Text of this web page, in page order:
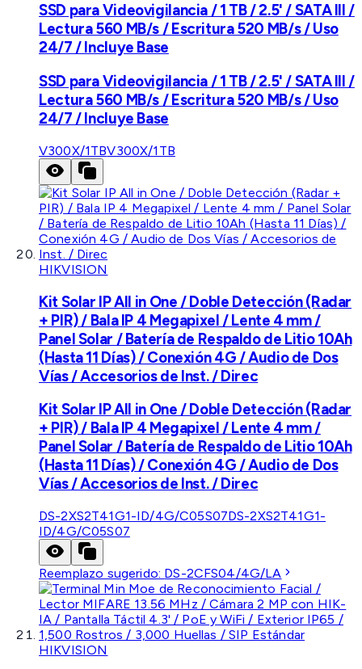
SSD para Videovigilancia / 1 TB / 2.5' / SATA III /
Lectura 560 MB/s / Escritura 520 MB/s / Uso
24/7 / Incluye Base
SSD para Videovigilancia / 1 TB / 2.5' / SATA III /
Lectura 560 MB/s / Escritura 520 MB/s / Uso
24/7 / Incluye Base
V300X/1TBV300X/1TB
HIKVISION
Kit Solar IP All in One / Doble Detección (Radar
+ PIR) / Bala IP 4 Megapixel / Lente 4 mm /
Panel Solar / Batería de Respaldo de Litio 10Ah
(Hasta 11 Días) / Conexión 4G / Audio de Dos
Vías / Accesorios de Inst. / Direc
Kit Solar IP All in One / Doble Detección (Radar
+ PIR) / Bala IP 4 Megapixel / Lente 4 mm /
Panel Solar / Batería de Respaldo de Litio 10Ah
(Hasta 11 Días) / Conexión 4G / Audio de Dos
Vías / Accesorios de Inst. / Direc
DS-2XS2T41G1-ID/4G/C05S07DS-2XS2T41G1-
ID/4G/C05S07
Reemplazo sugerido: DS-2CFS04/4G/LA
HIKVISION